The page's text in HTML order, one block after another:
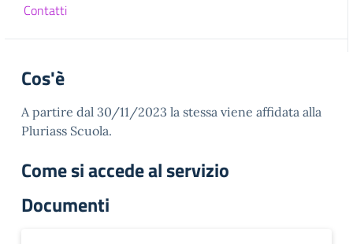
Contatti
Cos'è
A partire dal 30/11/2023 la stessa viene affidata alla
Pluriass Scuola.
Come si accede al servizio
Documenti